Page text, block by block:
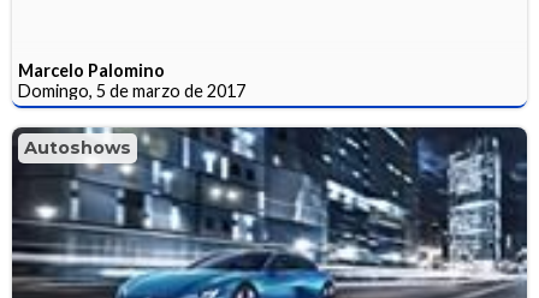
Marcelo Palomino
Domingo, 5 de marzo de 2017
Autoshows